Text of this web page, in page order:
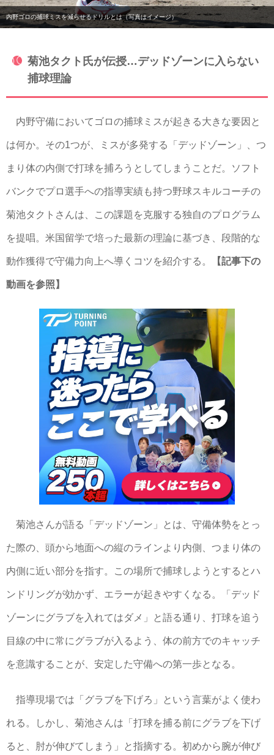
内野ゴロの捕球ミスを減らせるドリルとは（写真はイメージ）
菊池タクト氏が伝授…デッドゾーンに入らない
捕球理論
内野守備においてゴロの捕球ミスが起きる大きな要因と
は何か。その1つが、ミスが多発する「デッドゾーン」、つ
まり体の内側で打球を捕ろうとしてしまうことだ。ソフト
バンクでプロ選手への指導実績も持つ野球スキルコーチの
菊池タクトさんは、この課題を克服する独自のプログラム
を提唱。米国留学で培った最新の理論に基づき、段階的な
動作獲得で守備力向上へ導くコツを紹介する。 【記事下の
動画を参照】
菊池さんが語る「デッドゾーン」とは、守備体勢をとっ
た際の、頭から地面への縦のラインより内側、つまり体の
内側に近い部分を指す。この場所で捕球しようとするとハ
ンドリングが効かず、エラーが起きやすくなる。「デッド
ゾーンにグラブを入れてはダメ」と語る通り、打球を追う
目線の中に常にグラブが入るよう、体の前方でのキャッチ
を意識することが、安定した守備への第一歩となる。
指導現場では「グラブを下げろ」という言葉がよく使わ
れる。しかし、菊池さんは「打球を捕る前にグラブを下げ
ると、肘が伸びてしまう」と指摘する。初めから腕が伸び